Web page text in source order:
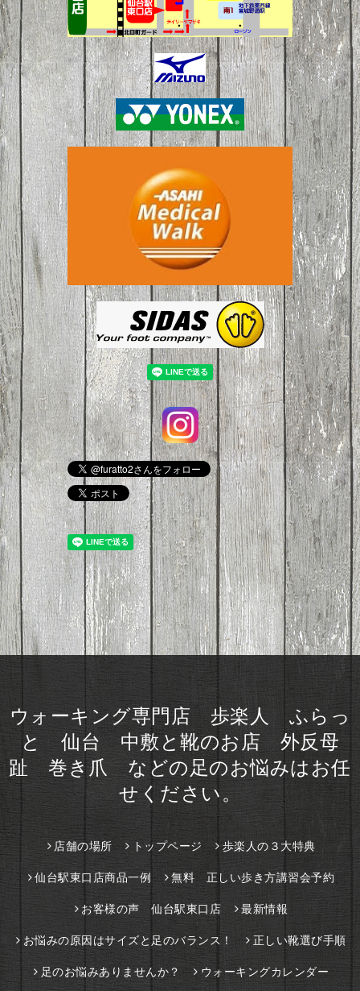
ウォーキング専門店 歩楽人 ふらっ
と 仙台 中敷と靴のお店 外反母
趾 巻き爪 などの足のお悩みはお任
せください。
店舗の場所 トップページ 歩楽人の３大特典
仙台駅東口店商品一例 無料 正しい歩き方講習会予約
お客様の声 仙台駅東口店 最新情報
お悩みの原因はサイズと足のバランス！ 正しい靴選び手順
足のお悩みありませんか？ ウォーキングカレンダー